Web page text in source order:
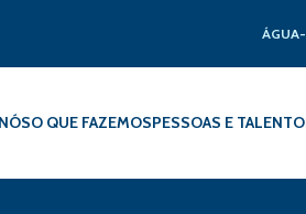
ÁGUA-
O QUE FAZEMOSPESSOAS E TALENTO